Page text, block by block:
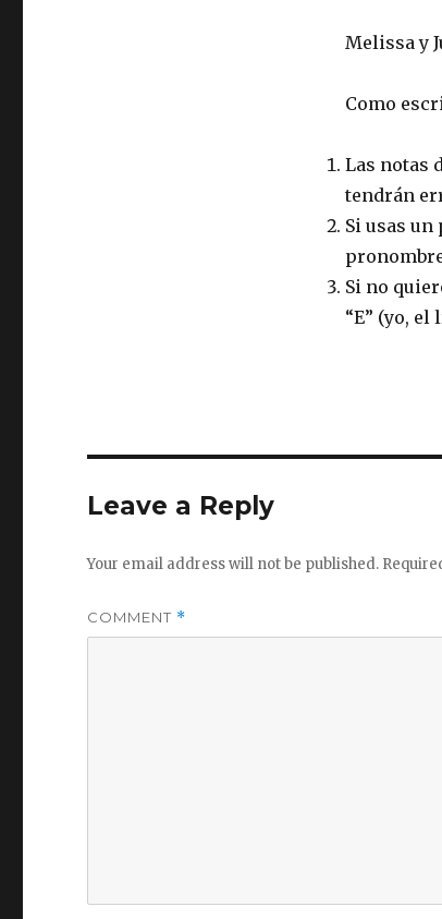
Melissa y
Como
Las notas
tendrán
Si usas un
Si no
“E” (yo,
Leave a Reply
Your email address will not be published.
COMMENT *